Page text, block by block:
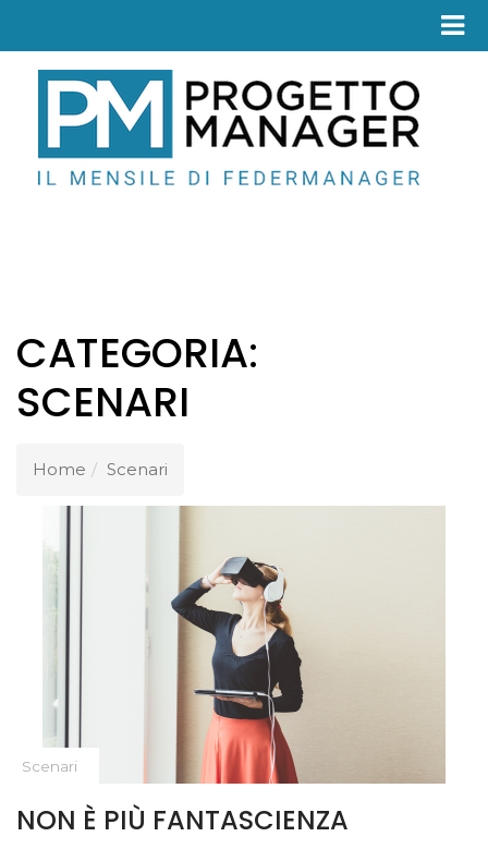
CATEGORIA:
SCENARI
Home Scenari
Scenari
NON È PIÙ FANTASCIENZA